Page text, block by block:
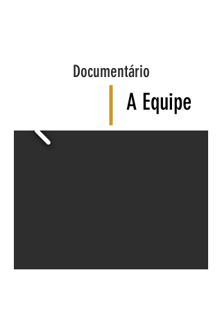
Documentário
A Equipe